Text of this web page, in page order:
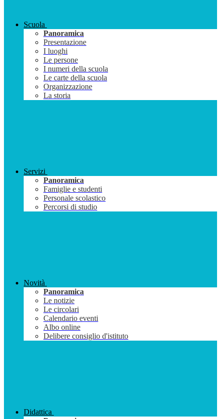
Scuola
Panoramica
Presentazione
I luoghi
Le persone
I numeri della scuola
Le carte della scuola
Organizzazione
La storia
Servizi
Panoramica
Famiglie e studenti
Personale scolastico
Percorsi di studio
Novità
Panoramica
Le notizie
Le circolari
Calendario eventi
Albo online
Delibere consiglio d'istituto
Didattica